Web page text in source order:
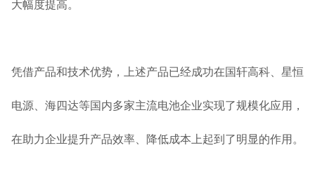
大幅度提高。
凭借产品和技术优势，上述产品已经成功在国轩高科、星恒
电源、海四达等国内多家主流电池企业实现了规模化应用，
在助力企业提升产品效率、降低成本上起到了明显的作用。